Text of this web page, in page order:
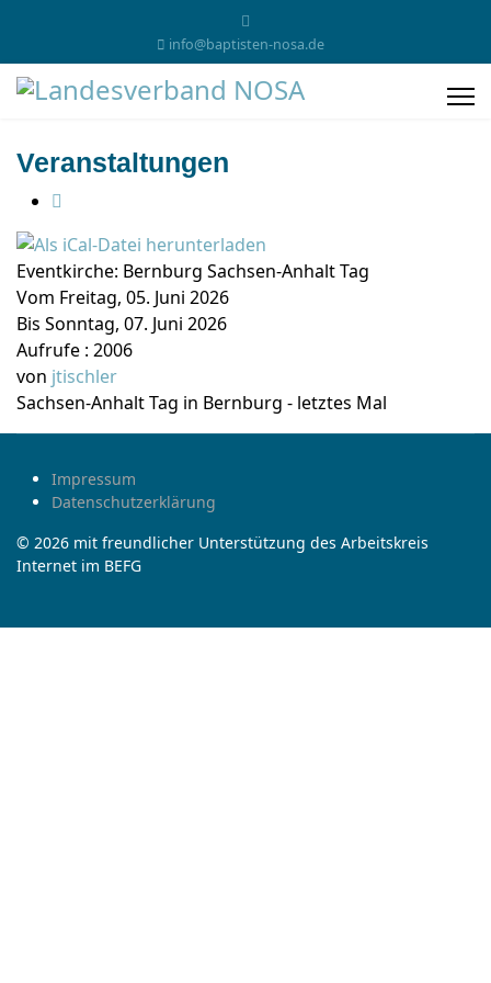
info@baptisten-nosa.de
Veranstaltungen
Eventkirche: Bernburg Sachsen-Anhalt Tag
Vom Freitag, 05. Juni 2026
Bis Sonntag, 07. Juni 2026
Aufrufe : 2006
von jtischler
Sachsen-Anhalt Tag in Bernburg - letztes Mal
Impressum
Datenschutzerklärung
© 2026 mit freundlicher Unterstützung des Arbeitskreis
Internet im BEFG